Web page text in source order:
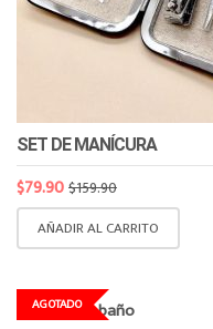
SET DE MANÍCURA
$79.90$159.90
AÑADIR AL CARRITO
AGOTADO